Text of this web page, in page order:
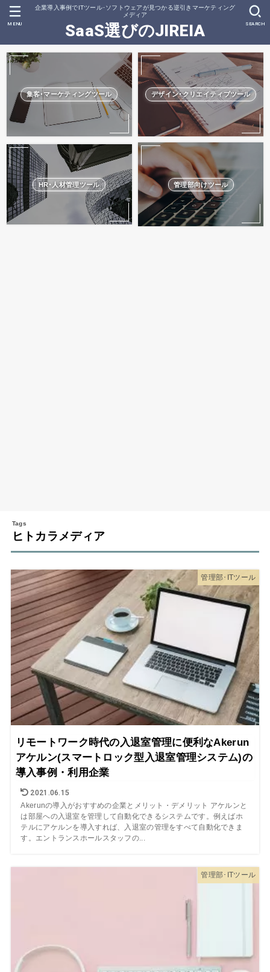
企業導入事例でITツール･ソフトウェアが見つかる逆引きマーケティング
メディア
SaaS選びのJIREIA SEARCH
MENU
集客･マーケティングツール デザイン･クリエイティブツール
HR･人材管理ツール 管理部向けツール
ヒトカラメディア
管理部･ITツール
リモートワーク時代の入退室管理に便利なAkerun
アケルン(スマートロック型入退室管理システム)の
導入事例・利用企業
2021.06.15
Akerunの導入がおすすめの企業とメリット・デメリット アケルンと
は部屋への入退室を管理して自動化できるシステムです。例えばホ
テルにアケルンを導入すれば、入退室の管理をすべて自動化できま
す。エントランスホールスタッフの...
管理部･ITツール